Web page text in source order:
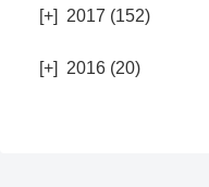
[+] 2017 (152)
[+] 2016 (20)